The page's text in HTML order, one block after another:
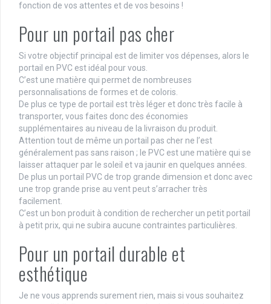
fonction de vos attentes et de vos besoins !
Pour un portail pas cher
Si votre objectif principal est de limiter vos dépenses, alors le
portail en PVC est idéal pour vous.
C’est une matière qui permet de nombreuses
personnalisations de formes et de coloris.
De plus ce type de portail est très léger et donc très facile à
transporter, vous faites donc des économies
supplémentaires au niveau de la livraison du produit.
Attention tout de même un portail pas cher ne l’est
généralement pas sans raison ; le PVC est une matière qui se
laisser attaquer par le soleil et va jaunir en quelques années.
De plus un portail PVC de trop grande dimension et donc avec
une trop grande prise au vent peut s’arracher très
facilement.
C’est un bon produit à condition de rechercher un petit portail
à petit prix, qui ne subira aucune contraintes particulières.
Pour un portail durable et
esthétique
Je ne vous apprends surement rien, mais si vous souhaitez